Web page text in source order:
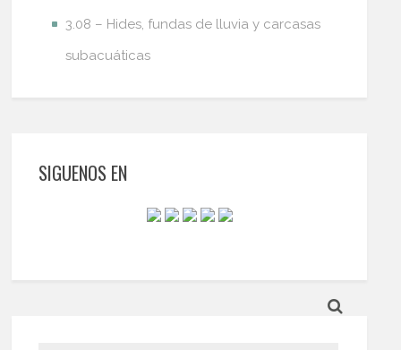
3.08 – Hides, fundas de lluvia y carcasas
subacuáticas
SIGUENOS EN